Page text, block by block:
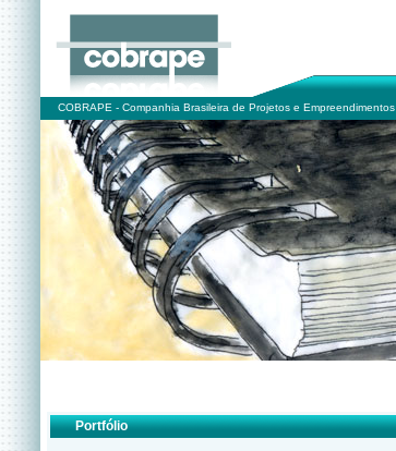
COBRAPE - Companhia Brasileira de Projetos e Empreendimentos
Portfólio